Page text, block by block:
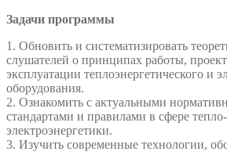
Задачи программы
1. Обновить и систематизировать
слушателей о принципах работы,
эксплуатации теплоэнергетического и
оборудования.
2. Ознакомить с актуальными
стандартами и правилами в сфере
электроэнергетики.
3. Изучить современные технологии,